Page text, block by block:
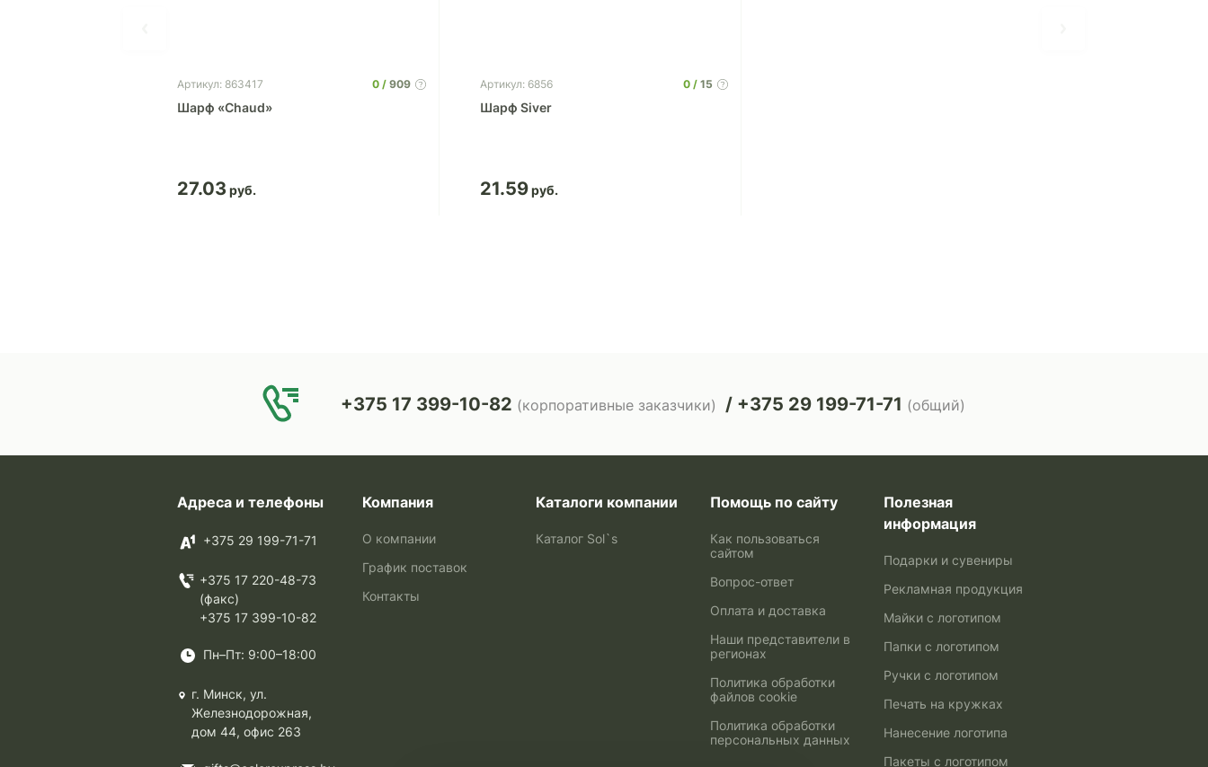
Артикул: 863417 0 909
Шарф «Chaud»
27.03
Артикул: 6856 0 15
Шарф Siver
21.59
+375 17 399-10-82 (корпоративные заказчики) +375 29 199-71-71 (общий)
Адреса и телефоны
+375 29 199-71-71
+375 17 220-48-73
(факс)
+375 17 399-10-82
Пн–Пт: 9:00–18:00
г. Минск, ул.
Железнодорожная,
дом 44, офис 263
Компания
О компании
График поставок
Контакты
Каталоги компании
Каталог Sol`s
Помощь по сайту
Как пользоваться
сайтом
Вопрос-ответ
Оплата и доставка
Наши представители в
регионах
Политика обработки
файлов cookie
Политика обработки
персональных данных
Полезная
информация
Подарки и сувениры
Рекламная продукция
Майки с логотипом
Папки с логотипом
Ручки с логотипом
Печать на кружках
Нанесение логотипа
Пакеты с логотипом